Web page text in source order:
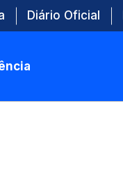
Diário Oficial